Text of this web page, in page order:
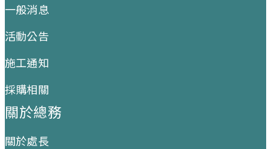
一般消息
活動公告
施工通知
採購相關
關於總務
關於處長